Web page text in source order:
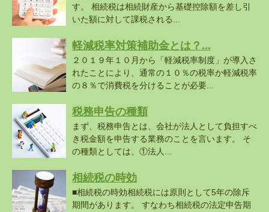
す。 相続税は相続財産から基礎控除額を差し引
いた額に対して課税される...
軽減税率対策補助金とは？...
２０１９年１０月から「軽減税率制度」が導入さ
れたことにより、通常の１０％の税率か軽減税率
の８％で消費税を分けることが必要...
税務申告の種類
まず、税務申告とは、会社が法人として負担すべ
き税金額を申告する業務のことを言います。 そ
の種類としては、①法人...
相続税の時効
■相続税の時効相続税には原則として5年の除斥
期間があります。 すなわち相続税の法定申告期